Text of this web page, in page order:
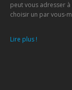
peut vous adresser
choisir un par vous-
Lire plus !